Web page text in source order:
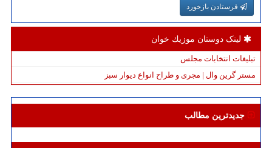
فرستادن بازخورد
لینک دوستان موزیك خوان
تبلیغات انتخابات مجلس
مستر گرین وال | مجری و طراح انواع دیوار سبز
جدیدترین مطالب